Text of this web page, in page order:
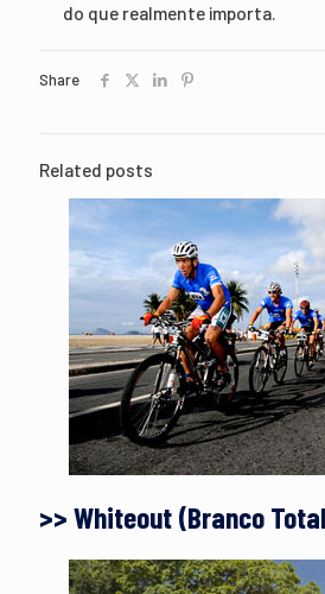
do que realmente importa.
Share
Related posts
>> Whiteout (Branco